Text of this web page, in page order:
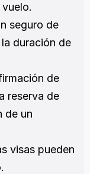
seguro de
duración de
de
reserva de
de un
visas pueden